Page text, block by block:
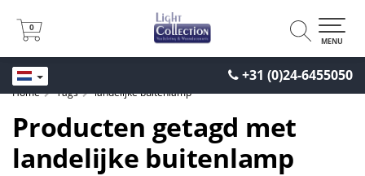
+31 (0)24-6455050
0
0
MENU
Home Tags landelijke buitenlamp
Producten getagd met
landelijke buitenlamp